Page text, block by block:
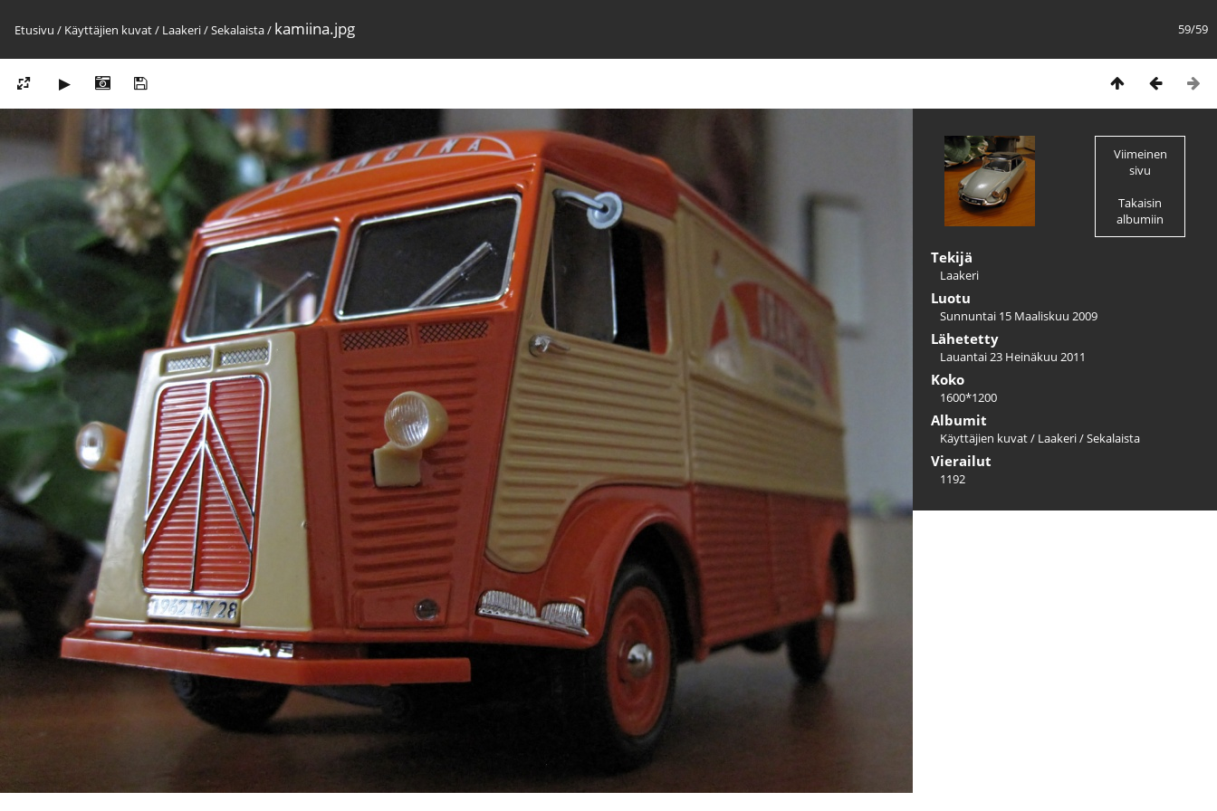
59/59
Etusivu / Käyttäjien kuvat/ Laakeri/Sekalaista/ kamiina.jpg
Viimeinen
sivu
Takaisin
albumiin
Tekijä
Laakeri
Luotu
Sunnuntai 15 Maaliskuu 2009
Lähetetty
Lauantai 23 Heinäkuu 2011
Koko
1600*1200
Albumit
Käyttäjien kuvat/ Laakeri/Sekalaista
Vierailut
1192